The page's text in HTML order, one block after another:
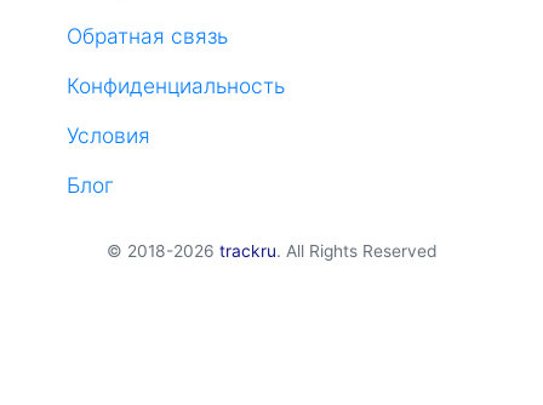
Обратная связь
Конфиденциальность
Условия
Блог
© 2018-2026 trackru. All Rights Reserved